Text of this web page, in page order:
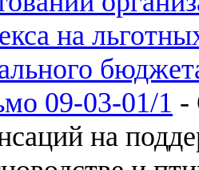
на
09-03-01/1 -
на